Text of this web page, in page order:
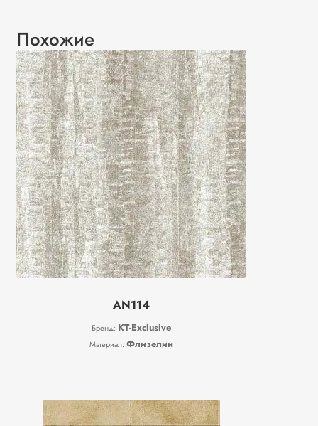
Похожие
AN114
Бренд: KT-Exclusive
Материал: Флизелин